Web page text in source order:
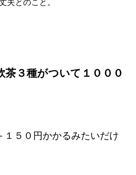
夫とのこと。
茶３種がついて１０００
１５０円かかるみたいだけ